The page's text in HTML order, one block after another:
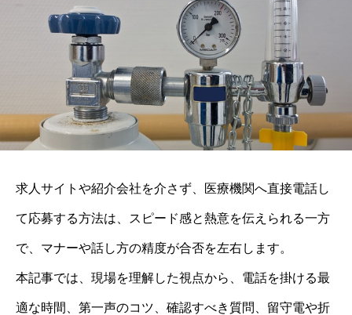
求人サイトや紹介会社を介さず、医療機関へ直接電話し
て応募する方法は、スピード感と熱意を伝えられる一方
で、マナーや話し方の精度が合否を左右します。
本記事では、現場を理解した視点から、電話を掛ける最
適な時間、第一声のコツ、確認すべき質問、留守電や折